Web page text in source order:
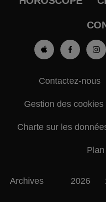
Contactez-nous
Gestion des cookies
Charte sur les
Archives 2026